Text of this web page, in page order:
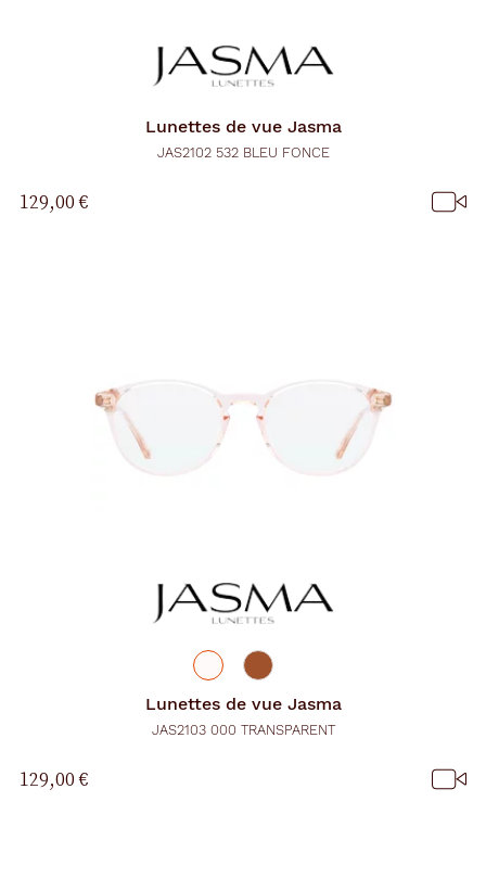
Lunettes de vue Jasma
JAS2102 532 BLEU FONCE
129,00 €
Lunettes de vue Jasma
JAS2103 000 TRANSPARENT
129,00 €